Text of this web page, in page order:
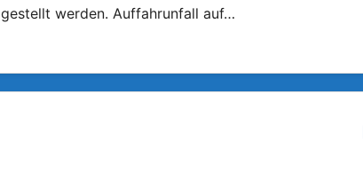
gestellt werden. Auffahrunfall auf…